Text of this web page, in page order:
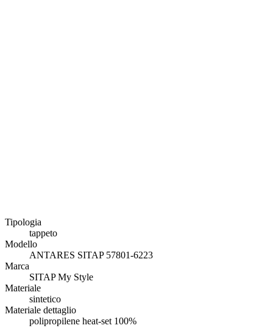
Tipologia
tappeto
Modello
ANTARES SITAP 57801-6223
Marca
SITAP My Style
Materiale
sintetico
Materiale dettaglio
polipropilene heat-set 100%